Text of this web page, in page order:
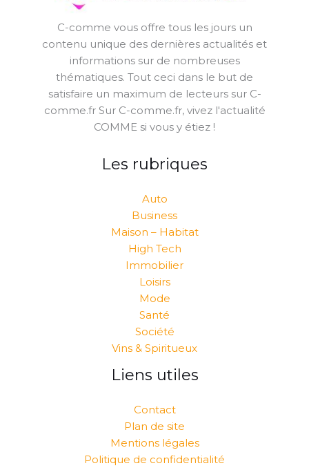
C-comme vous offre tous les jours un
contenu unique des dernières actualités et
informations sur de nombreuses
thématiques. Tout ceci dans le but de
satisfaire un maximum de lecteurs sur C-
comme.fr Sur C-comme.fr, vivez l'actualité
COMME si vous y étiez !
Les rubriques
Auto
Business
Maison – Habitat
High Tech
Immobilier
Loisirs
Mode
Santé
Société
Vins & Spiritueux
Liens utiles
Contact
Plan de site
Mentions légales
Politique de confidentialité